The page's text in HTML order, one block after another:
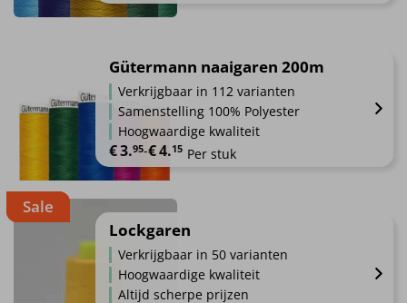
de
productpagina
heeft
meerdere
variaties.
Deze
optie
kan
productpagina
Gütermann naaigaren 200m
Verkrijgbaar in 112 varianten
Samenstelling 100% Polyester
Hoogwaardige kwaliteit
€3.95-€4.15
Prijsklasse: €3.95 tot €4.15
Per stuk
meerdere
variaties.
Deze
Sale
Lockgaren
Verkrijgbaar in 50 varianten
Hoogwaardige kwaliteit
Altijd scherpe prijzen